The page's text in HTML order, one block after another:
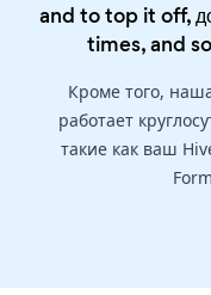
and to top it off,
times, and
Кроме того,
работает
такие как ваш